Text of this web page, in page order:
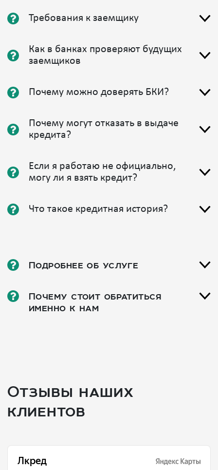
Требования к заемщику
Как в банках проверяют будущих
заемщиков
Почему можно доверять БКИ?
Почему могут отказать в выдаче
кредита?
Если я работаю не официально,
могу ли я взять кредит?
Что такое кредитная история?
Подробнее об услуге
Почему стоит обратиться
именно к нам
Отзывы наших
клиентов